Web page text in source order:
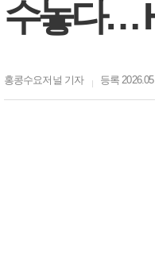
수놓다…
홍콩수요저널 기자 등록